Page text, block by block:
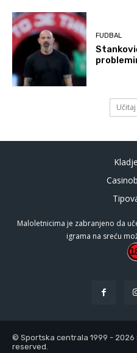
FUDBAL
Maloletnicima je zabranjeno da
igrama na sreću
© Sportska centrala 1999 - 2026
reserved.